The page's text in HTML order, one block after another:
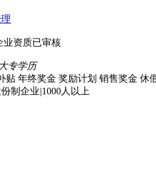
大专学历
贴 年终奖金 奖励计划 销售奖金 休
份制企业|1000人以上